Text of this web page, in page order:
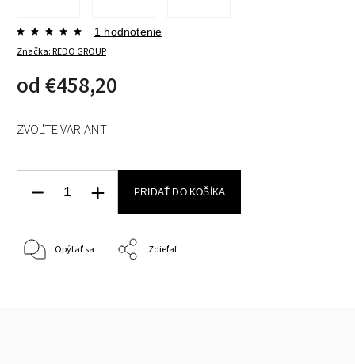
Značka:REDO GROUP
1 hodnotenie
od €458,20
ZVOĽTE VARIANT
PRIDAŤ DO KOŠÍKA
Opýtať sa Zdieľať